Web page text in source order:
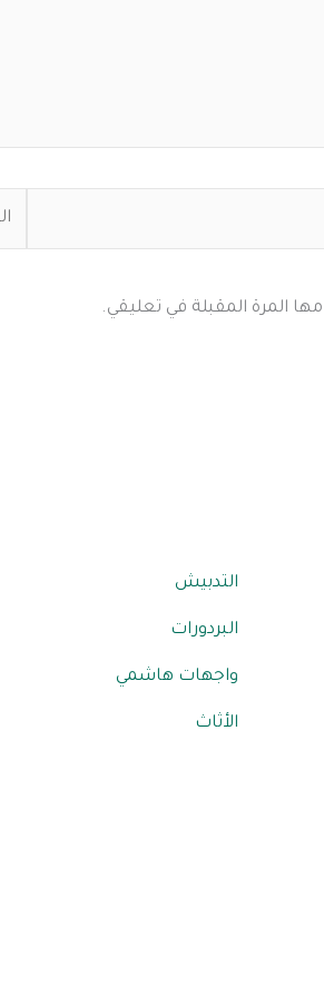
المرة المقبلة في تعليقي.
التدبيش
البردورات
واجهات هاشمي
الأثاث